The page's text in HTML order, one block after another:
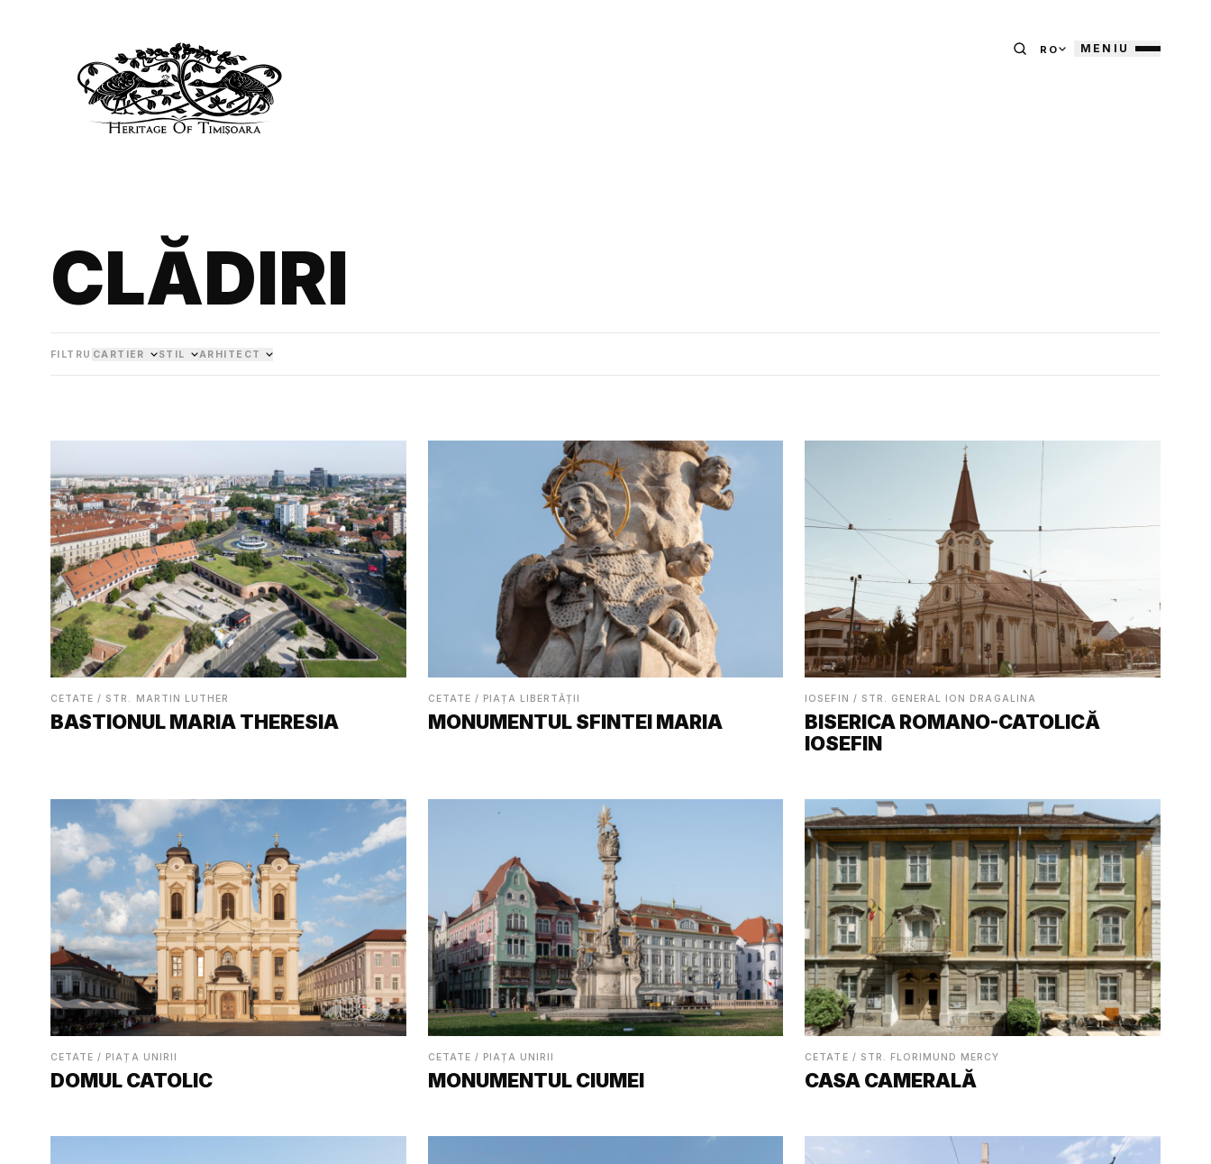
RO MENIU
CLĂDIRI
FILTRU CARTIER STIL ARHITECT
CETATE / STR. MARTIN LUTHER
BASTIONUL MARIA THERESIA
CETATE / PIAȚA LIBERTĂȚII
MONUMENTUL SFINTEI MARIA
IOSEFIN / STR. GENERAL ION DRAGALINA
BISERICA ROMANO-CATOLICĂ
IOSEFIN
CETATE / PIAȚA UNIRII
DOMUL CATOLIC
CETATE / PIAȚA UNIRII
MONUMENTUL CIUMEI
CETATE / STR. FLORIMUND MERCY
CASA CAMERALĂ